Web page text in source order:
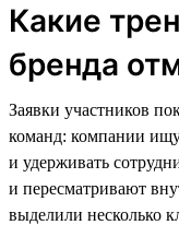
Какие
бренда
Заявки участников
команд: компании
и удерживать
и пересматривают
выделили несколько